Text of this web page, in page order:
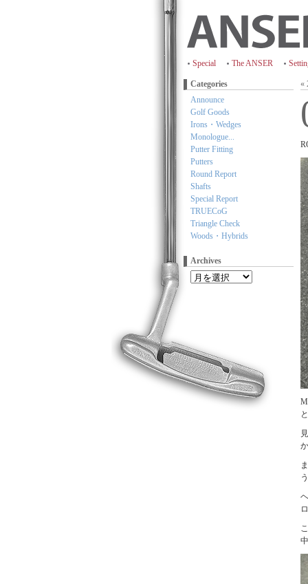
Special The ANSER
Categories
Announce
Golf Goods
Irons・Wedges
Monologue...
Putter Fitting
Putters
Round Report
Shafts
Special Report
TRUECoG
Triangle Check
Woods・Hybrids
Archives
«